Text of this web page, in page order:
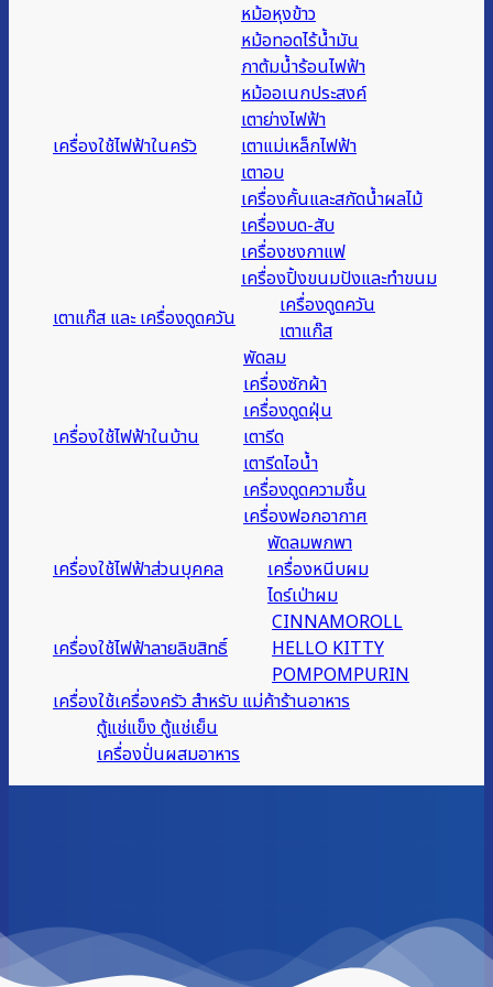
เครื่องใช้ไฟฟ้าในครัว
หม้อหุงข้าว
หม้อทอดไร้น้ำมัน
กาต้มน้ำร้อนไฟฟ้า
หม้ออเนกประสงค์
เตาย่างไฟฟ้า
เตาแม่เหล็กไฟฟ้า
เตาอบ
เครื่องคั้นและสกัดน้ำผลไม้
เครื่องบด-สับ
เครื่องชงกาแฟ
เครื่องปิ้งขนมปังและทำขนม
เตาแก๊ส และ เครื่องดูดควัน
เครื่องดูดควัน
เตาแก๊ส
เครื่องใช้ไฟฟ้าในบ้าน
พัดลม
เครื่องซักผ้า
เครื่องดูดฝุ่น
เตารีด
เตารีดไอน้ำ
เครื่องดูดความชื้น
เครื่องฟอกอากาศ
เครื่องใช้ไฟฟ้าส่วนบุคคล
พัดลมพกพา
เครื่องหนีบผม
ไดร์เป่าผม
เครื่องใช้ไฟฟ้าลายลิขสิทธิ์
CINNAMOROLL
HELLO KITTY
POMPOMPURIN
เครื่องใช้เครื่องครัว สำหรับ แม่ค้าร้านอาหาร
ตู้แช่แข็ง ตู้แช่เย็น
เครื่องปั่นผสมอาหาร